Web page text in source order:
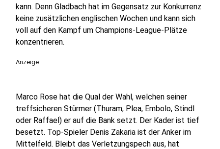
kann. Denn Gladbach hat im Gegensatz zur Konkurrenz
keine zusätzlichen englischen Wochen und kann sich
voll auf den Kampf um Champions-League-Plätze
konzentrieren.
Anzeige
Marco Rose hat die Qual der Wahl, welchen seiner
treffsicheren Stürmer (Thuram, Plea, Embolo, Stindl
oder Raffael) er auf die Bank setzt. Der Kader ist tief
besetzt. Top-Spieler Denis Zakaria ist der Anker im
Mittelfeld. Bleibt das Verletzungspech aus, hat